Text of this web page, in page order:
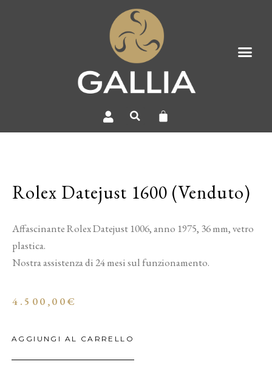
Rolex Datejust 1600 (Venduto)
Affascinante Rolex Datejust 1006, anno 1975, 36 mm, vetro
plastica.
Nostra assistenza di 24 mesi sul funzionamento.
4.500,00€
AGGIUNGI AL CARRELLO